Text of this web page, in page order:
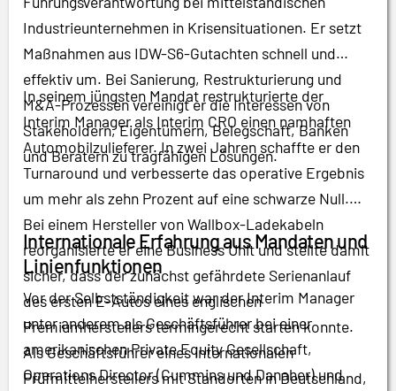
Industrieunternehmen in Krisensituationen. Er setzt
Maßnahmen aus IDW-S6-Gutachten schnell und
effektiv um. Bei Sanierung, Restrukturierung und
M&A-Prozessen vereinigt er die Interessen von
Stakeholdern, Eigentümern, Belegschaft, Banken
und Beratern zu tragfähigen Lösungen.
In seinem jüngsten Mandat restrukturierte der
Interim Manager als Interim CRO einen namhaften
Automobilzulieferer. In zwei Jahren schaffte er den
Turnaround und verbesserte das operative Ergebnis
um mehr als zehn Prozent auf eine schwarze Null.
Bei einem Hersteller von Wallbox-Ladekabeln
reorganisierte er eine Business Unit und stellte damit
sicher, dass der zunächst gefährdete Serienanlauf
des ersten E-Autos eines englischen
Premiumherstellers termingerecht starten konnte.
Als Geschäftsführer eines internationalen
Prüfmittelherstellers mit Standorten in Deutschland,
Internationale Erfahrung aus Mandaten und
Linienfunktionen
Vor der Selbstständigkeit war der Interim Manager
unter anderem als Geschäftsführer bei einer
amerikanischen Private Equity Gesellschaft,
Operations Director (Cummins und Danaher) und